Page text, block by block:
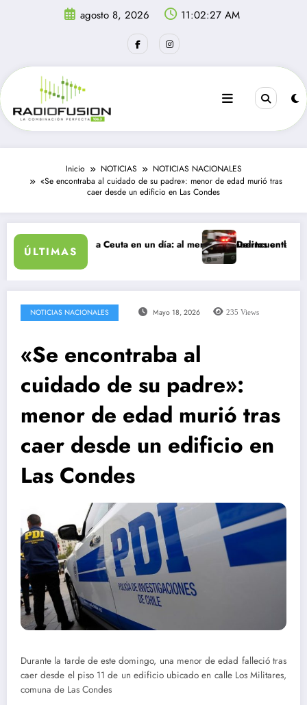
agosto 8, 2026 11:02:27 AM
Inicio NOTICIAS
NOTICIAS NACIONALES
«Se encontraba al cuidado de su padre»: menor de edad murió tras
caer desde un edificio en Las Condes
ÚLTIMAS
ingresan a Ceuta en un día: al menos 34 muertos en la crisis.
Delincuentes matan
NOTICIAS NACIONALES Mayo 18, 2026 235 Views
«Se encontraba al
cuidado de su padre»:
menor de edad murió tras
caer desde un edificio en
Las Condes
Durante la tarde de este domingo, una menor de edad falleció tras
caer desde el piso 11 de un edificio ubicado en calle Los Militares,
comuna de Las Condes